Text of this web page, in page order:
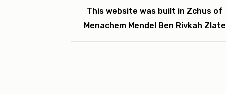
This website was built in Zchus of
Menachem Mendel Ben Rivkah Zlate